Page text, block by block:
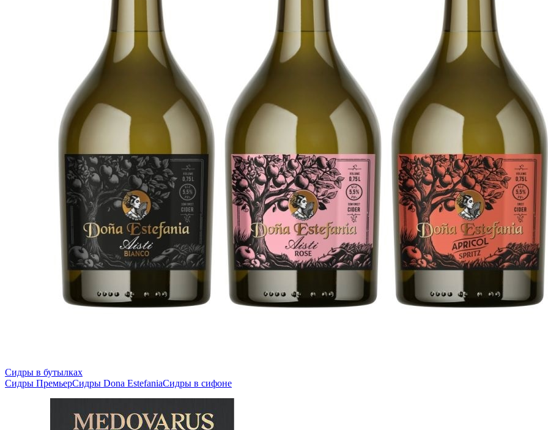
Сидры в бутылках
Сидры ПремьерСидры Dona EstefaniaСидры в сифоне